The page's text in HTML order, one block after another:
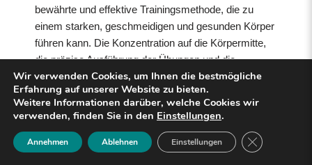
bewährte und effektive Trainingsmethode, die zu
einem starken, geschmeidigen und gesunden Körper
führen kann. Die Konzentration auf die Körpermitte,
die präzise Ausführung der Übungen und die
bewusste Atmung machen Pilates zu einem
ganzheitlichen Erlebnis für Körper und Geist. Es ist
ein Weg zu mehr Körperbewusstsein, einer besseren
sanfte und dennoch fordernde Natur des Trainings
Wir verwenden Cookies, um Ihnen die bestmögliche
Erfahrung auf unserer Website zu bieten.
Weitere Informationen darüber, welche Cookies wir
verwenden, finden Sie in den Einstellungen.
Annehmen Ablehnen Einstellungen Close GDPR